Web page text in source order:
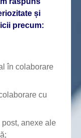
și
precum:
în colaborare
cu
anexe ale